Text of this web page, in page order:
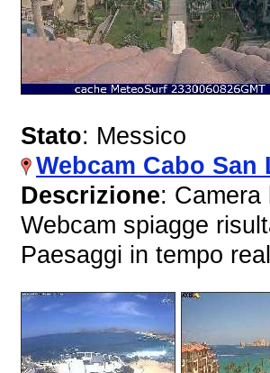
Stato: Messico
Webcam Cabo San
Descrizione:
Webcam spiagge
Paesaggi in tempo